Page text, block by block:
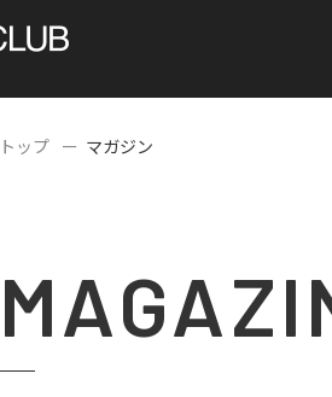
トップ マガジン